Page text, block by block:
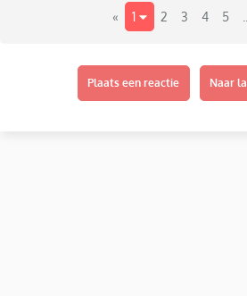
« 1 2 3 4 5
Plaats een reactie Naar